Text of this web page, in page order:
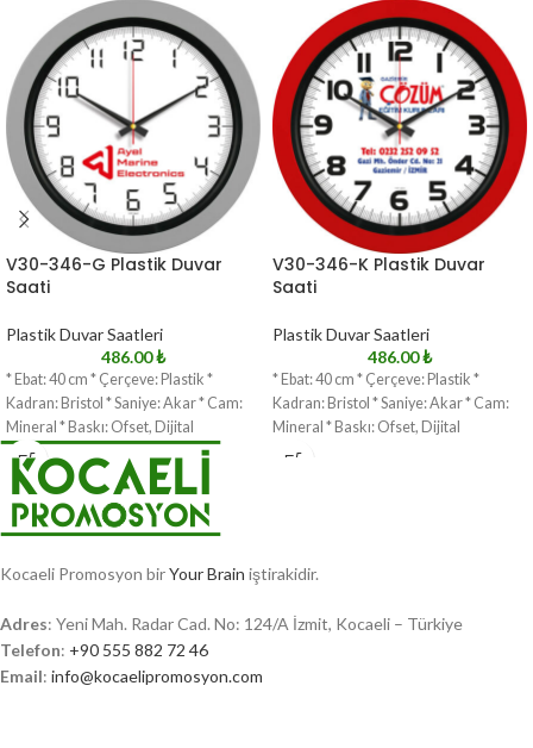
V30-346-G Plastik Duvar
Saati
Plastik Duvar Saatleri
486.00₺
* Ebat: 40 cm * Çerçeve: Plastik *
Kadran: Bristol * Saniye: Akar * Cam:
Mineral * Baskı: Ofset, Dijital
V30-346-K Plastik Duvar
Saati
Plastik Duvar Saatleri
486.00₺
* Ebat: 40 cm * Çerçeve: Plastik *
Kadran: Bristol * Saniye: Akar * Cam:
Mineral * Baskı: Ofset, Dijital
Kocaeli Promosyon birYour Brain iştirakidir.
Adres: Yeni Mah. Radar Cad. No: 124/A İzmit, Kocaeli – Türkiye
Telefon: +90 555 882 72 46
Email: info@kocaelipromosyon.com